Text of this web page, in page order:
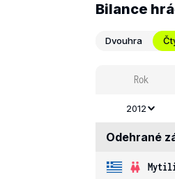
Bilance
Dvouhra
Rok
2012
Odehrané